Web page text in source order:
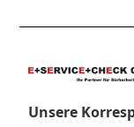
Unsere